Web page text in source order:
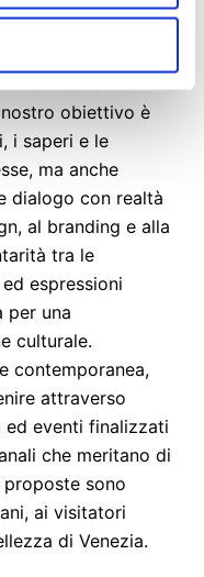
nasce per puntare
obiettivo è
i saperi e le
ma anche
dialogo con realtà
al branding e alla
tra le
espressioni
per una
culturale.
contemporanea,
attraverso
eventi finalizzati
che meritano di
sono
ai visitatori
di Venezia.